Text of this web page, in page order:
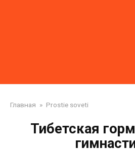
Главная » Prostie soveti
Тибетская